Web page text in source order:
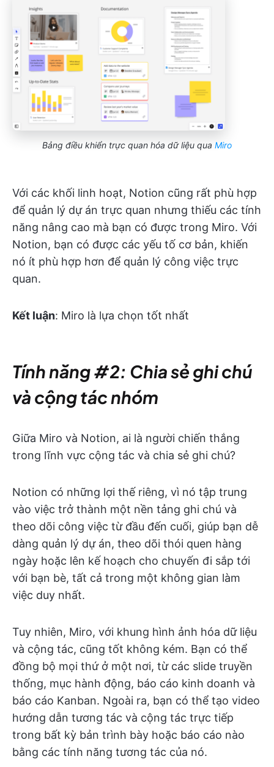
Bảng điều khiển trực quan hóa dữ liệu qua Miro
Với các khối linh hoạt, Notion cũng rất phù hợp
để quản lý dự án trực quan nhưng thiếu các tính
năng nâng cao mà bạn có được trong Miro. Với
Notion, bạn có được các yếu tố cơ bản, khiến
nó ít phù hợp hơn để quản lý công việc trực
quan.
Kết luận: Miro là lựa chọn tốt nhất
Tính năng #2: Chia sẻ ghi chú
và cộng tác nhóm
Giữa Miro và Notion, ai là người chiến thắng
trong lĩnh vực cộng tác và chia sẻ ghi chú?
Notion có những lợi thế riêng, vì nó tập trung
vào việc trở thành một nền tảng ghi chú và
theo dõi công việc từ đầu đến cuối, giúp bạn dễ
dàng quản lý dự án, theo dõi thói quen hàng
ngày hoặc lên kế hoạch cho chuyến đi sắp tới
với bạn bè, tất cả trong một không gian làm
việc duy nhất.
Tuy nhiên, Miro, với khung hình ảnh hóa dữ liệu
và cộng tác, cũng tốt không kém. Bạn có thể
đồng bộ mọi thứ ở một nơi, từ các slide truyền
thống, mục hành động, báo cáo kinh doanh và
báo cáo Kanban. Ngoài ra, bạn có thể tạo video
hướng dẫn tương tác và cộng tác trực tiếp
trong bất kỳ bản trình bày hoặc báo cáo nào
bằng các tính năng tương tác của nó.